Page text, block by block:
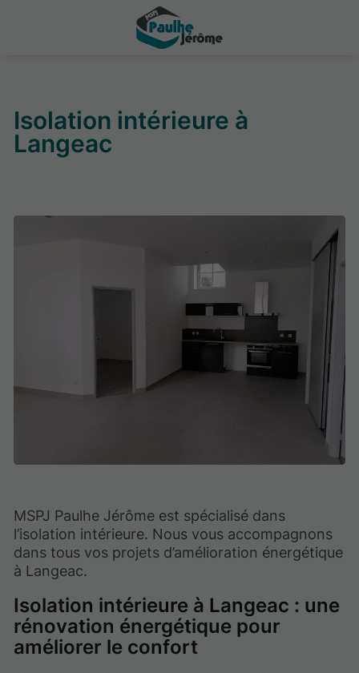
Isolation intérieure à
Langeac
MSPJ Paulhe Jérôme est spécialisé dans
l’isolation intérieure. Nous vous accompagnons
dans tous vos projets d’amélioration énergétique
à Langeac.
Isolation intérieure à Langeac : une
rénovation énergétique pour
améliorer le confort